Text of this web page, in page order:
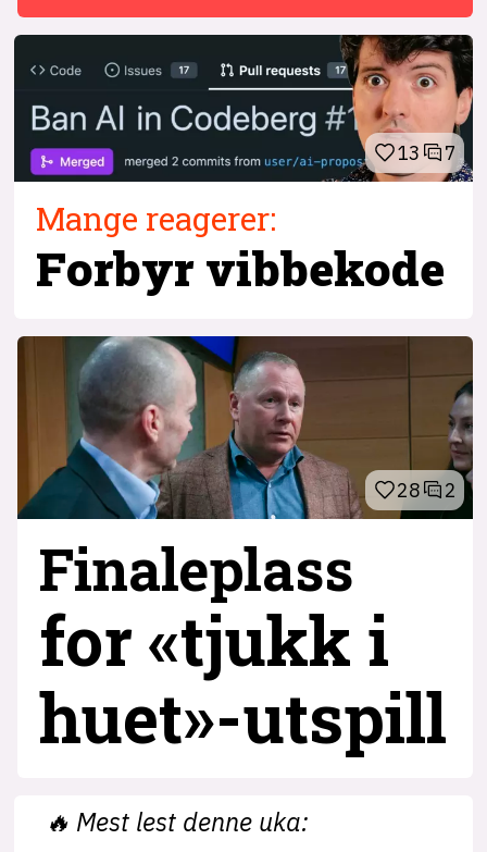
13 7
Mange reagerer:
Forbyr vibbekode
28 2
Finaleplass
for «tjukk i
huet»-utspill
🔥 Mest lest denne uka: